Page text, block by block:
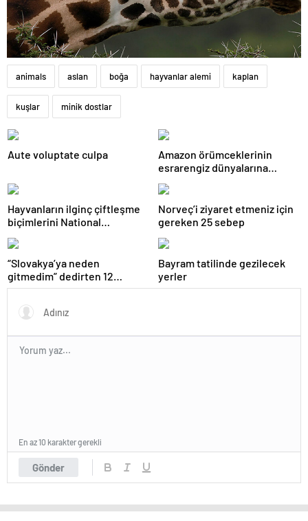
animals aslan boğa hayvanlar alemi kaplan
kuşlar minik dostlar
Aute voluptate culpa
Amazon örümceklerinin
esrarengiz dünyalarına
Hayvanların ilginç çiftleşme
biçimlerini National
Norveç’i ziyaret etmeniz için
gereken 25 sebep
“Slovakya’ya neden
gitmedim” dedirten 12
fotoğraf
Bayram tatilinde gezilecek
yerler
Gönder
En az 10 karakter gerekli